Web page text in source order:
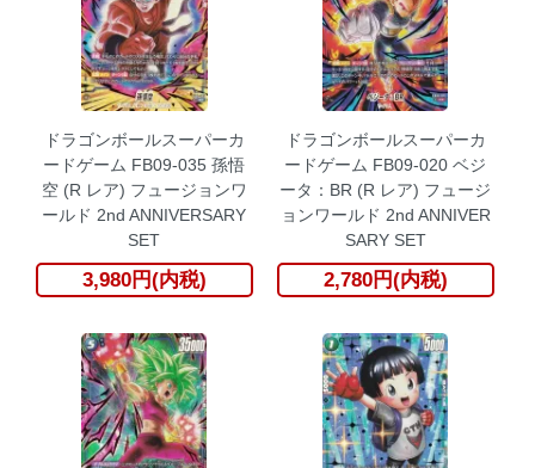
ドラゴンボールスーパーカ
ードゲーム FB09-035 孫悟
空 (R レア) フュージョンワ
ールド 2nd ANNIVERSARY
SET
3,980円(内税)
ドラゴンボールスーパーカ
ードゲーム FB09-020 ベジ
ータ：BR (R レア) フュージ
ョンワールド 2nd ANNIVER
SARY SET
2,780円(内税)